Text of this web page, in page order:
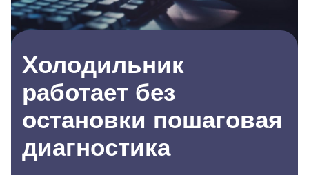
Холодильник
работает без
остановки пошаговая
диагностика